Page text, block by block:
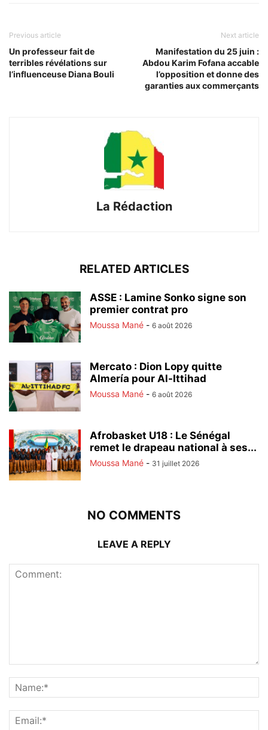
Previous article
Un professeur fait de
terribles révélations sur
l’influenceuse Diana Bouli
Next article
Manifestation du 25 juin :
Abdou Karim Fofana accable
l’opposition et donne des
garanties aux commerçants
La Rédaction
RELATED ARTICLES
ASSE : Lamine Sonko signe son
premier contrat pro
Moussa Mané - 6 août 2026
Mercato : Dion Lopy quitte
Almería pour Al-Ittihad
Moussa Mané - 6 août 2026
Afrobasket U18 : Le Sénégal
remet le drapeau national à ses...
Moussa Mané - 31 juillet 2026
NO COMMENTS
LEAVE A REPLY